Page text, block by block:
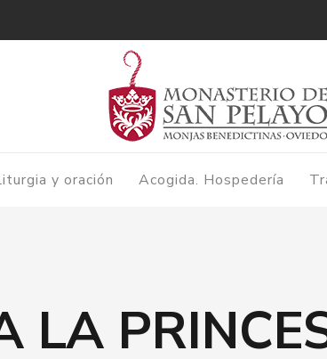
y oración Acogida. Hospedería
LA